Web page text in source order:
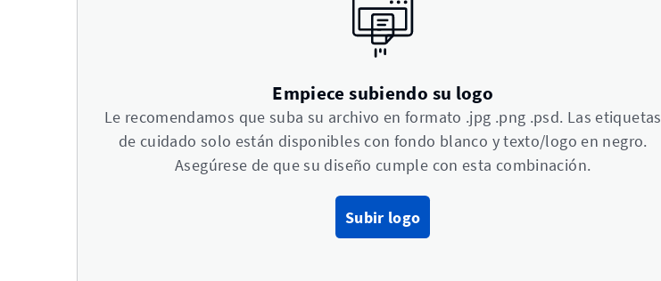
Empiece subiendo su logo
Le recomendamos que suba su archivo en formato .jpg .png .psd. Las etiquetas
de cuidado solo están disponibles con fondo blanco y texto/logo en negro.
Asegúrese de que su diseño cumple con esta combinación.
Subir logo